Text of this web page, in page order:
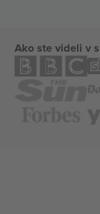
Ako ste videli v